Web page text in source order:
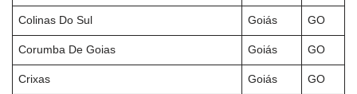
Colinas Do Sul Goiás GO
Corumba De Goias Goiás GO
Crixas Goiás GO